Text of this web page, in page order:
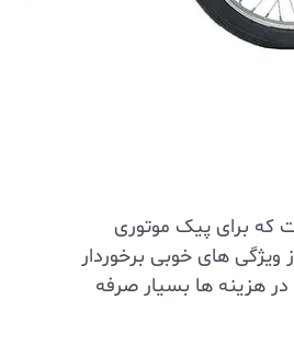
که برای پیک موتوری
‌های خوبی برخوردار
هزینه ها بسیار صرفه